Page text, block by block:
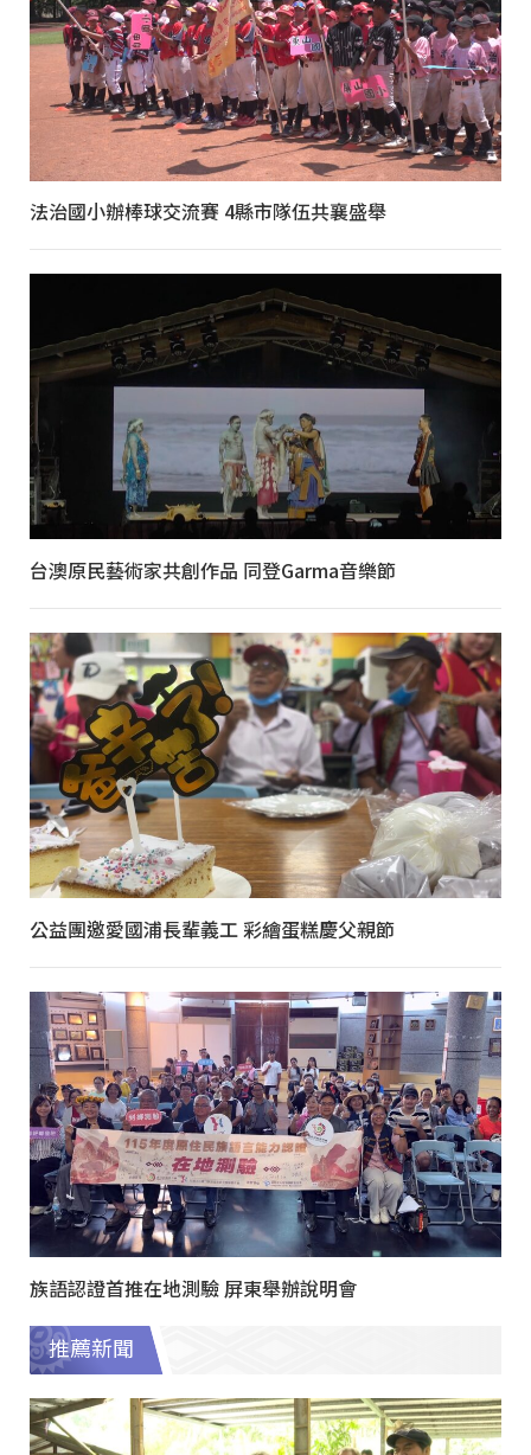
法治國小辦棒球交流賽 4縣市隊伍共襄盛舉
台澳原民藝術家共創作品 同登Garma音樂節
公益團邀愛國浦長輩義工 彩繪蛋糕慶父親節
族語認證首推在地測驗 屏東舉辦說明會
推薦新聞